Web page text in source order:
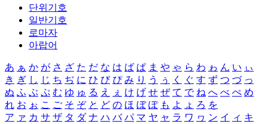
단위기호
일반기호
로마자
아랍어
あ ぁ か が さ ざ た だ な は ば ぱ ま や ゃ ら わ ゎ ん い ぃ
き ぎ し じ ち ぢ に ひ び ぴ み り う ぅ く ぐ す ず つ づ っ
ぬ ふ ぶ ぷ む ゆ ゅ る え ぇ け げ せ ぜ て で ね へ べ ぺ め
れ お ぉ こ ご そ ぞ と ど の ほ ぼ ぽ も よ ょ ろ を
ア ァ カ サ ザ タ ダ ナ ハ バ パ マ ヤ ャ ラ ワ ヮ ン イ ィ キ